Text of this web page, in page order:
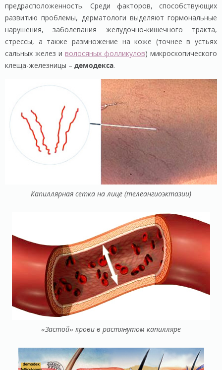
предрасположенность. Среди факторов, способствующих
развитию проблемы, дерматологи выделяют гормональные
нарушения, заболевания желудочно-кишечного тракта,
стрессы, а также размножение на коже (точнее в устьях
сальных желез и волосяных фолликулов) микроскопического
клеща-железницы – демодекса.
Капиллярная сетка на лице (телеангиоэктазии)
«Застой» крови в растянутом капилляре